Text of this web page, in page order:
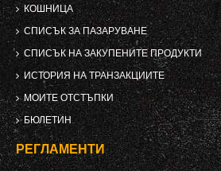
КОШНИЦА
СПИСЪК ЗА ПАЗАРУВАНЕ
СПИСЪК НА ЗАКУПЕНИТЕ ПРОДУКТИ
ИСТОРИЯ НА ТРАНЗАКЦИИТЕ
МОИТЕ ОТСТЪПКИ
БЮЛЕТИН
РЕГЛАМЕНТИ